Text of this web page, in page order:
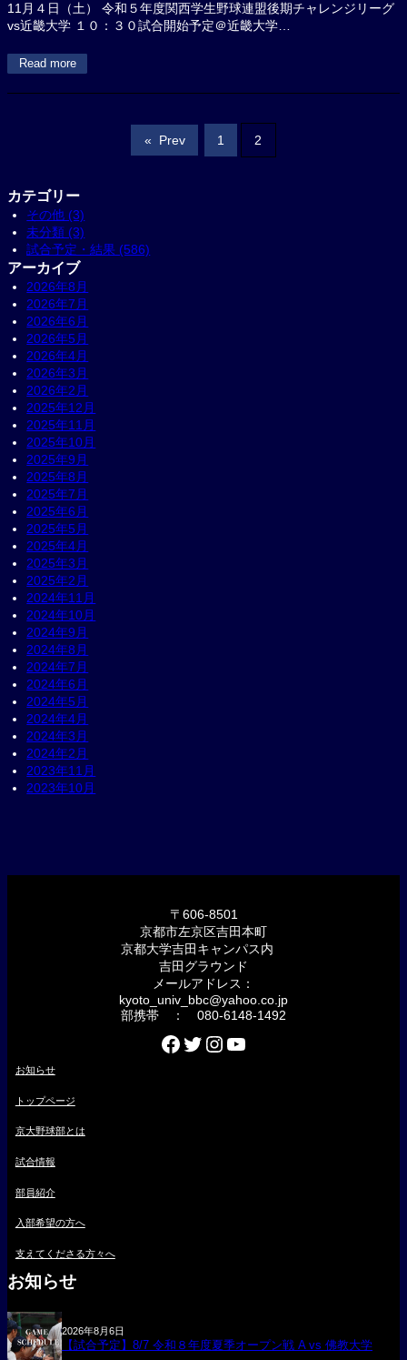
11月４日（土） 令和５年度関西学生野球連盟後期チャレンジリーグ
vs近畿大学 １０：３０試合開始予定＠近畿大学…
Read more
« Prev 1 2
カテゴリー
その他 (3)
未分類 (3)
試合予定・結果 (586)
アーカイブ
2026年8月
2026年7月
2026年6月
2026年5月
2026年4月
2026年3月
2026年2月
2025年12月
2025年11月
2025年10月
2025年9月
2025年8月
2025年7月
2025年6月
2025年5月
2025年4月
2025年3月
2025年2月
2024年11月
2024年10月
2024年9月
2024年8月
2024年7月
2024年6月
2024年5月
2024年4月
2024年3月
2024年2月
2023年11月
2023年10月
〒606-8501
京都市左京区吉田本町
京都大学吉田キャンパス内
吉田グラウンド
メールアドレス：
kyoto_univ_bbc@yahoo.co.jp
部携帯 ： 080-6148-1492
Facebook Twitter Instagram YouTube
お知らせ
トップページ
京大野球部とは
試合情報
部員紹介
入部希望の方へ
支えてくださる方々へ
お知らせ
2026年8月6日
【試合予定】8/7 令和８年度夏季オープン戦 A vs 佛教大学